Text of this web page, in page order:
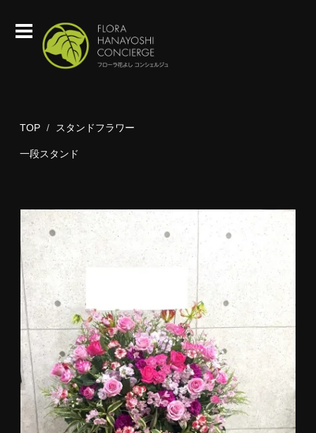
TOP スタンドフラワー
一段スタンド